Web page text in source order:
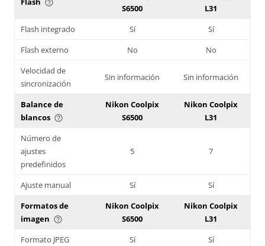
help_outline
S6500
L31
Flash integrado
Sí
Sí
Flash externo
No
No
Velocidad de
sincronización
Sin información Sin información
Balance de
blancos help_outline
Nikon Coolpix
S6500
Nikon Coolpix
L31
Número de
ajustes
predefinidos
5 7
Ajuste manual Sí
Sí
Formatos de
imagen help_outline
Nikon Coolpix
S6500
Nikon Coolpix
L31
Formato JPEG
Sí
Sí